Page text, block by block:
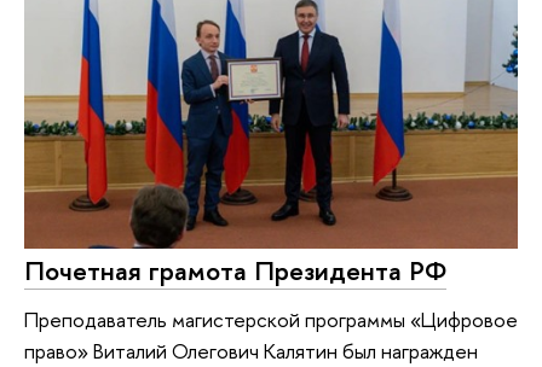
Почетная грамота Президента РФ
Преподаватель магистерской программы «Цифровое
право» Виталий Олегович Калятин был награжден